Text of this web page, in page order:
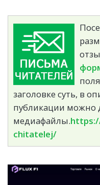
заголовке суть, в
публикации можно
медиафайлы.
chitatelej/